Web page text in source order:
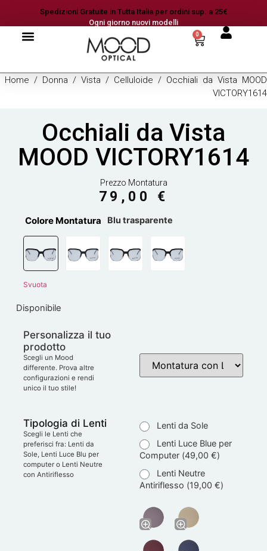
Spedizioni Gratuite in Tutta Italia per ordini sup. a 25€
Ogni giorno nuovi modelli
0
Home / Donna / Vista / Celluloide / Occhiali da Vista MOOD
VICTORY1614
Occhiali da Vista
MOOD VICTORY1614
Prezzo Montatura
79,00 €
Colore Montatura Blu trasparente
Svuota
Disponibile
Personalizza il tuo
prodotto
Scegli un Mood
differente. Prova altre
configurazioni e rendi
unico il tuo stile!
Tipologia di Lenti
Scegli le Lenti che
preferisci fra: Lenti da
Sole, Lenti Luce Blu per
computer o Lenti Neutre
con Antiriflesso
Lenti da Sole
Lenti Luce Blue per
Computer (49,00 €)
Lenti Neutre
Antiriflesso (19,00 €)